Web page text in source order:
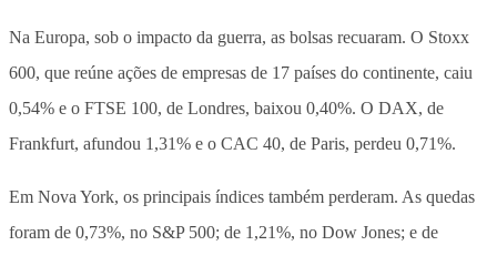
Na Europa, sob o impacto da guerra, as bolsas recuaram. O Stoxx
600, que reúne ações de empresas de 17 países do continente, caiu
0,54% e o FTSE 100, de Londres, baixou 0,40%. O DAX, de
Frankfurt, afundou 1,31% e o CAC 40, de Paris, perdeu 0,71%.
Em Nova York, os principais índices também perderam. As quedas
foram de 0,73%, no S&P 500; de 1,21%, no Dow Jones; e de